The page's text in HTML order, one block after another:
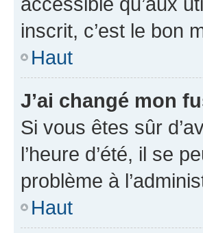
inscrit, c’est le bon
Haut
J’ai changé mon
Si vous êtes sûr
l’heure d’été, il se
problème à
Haut